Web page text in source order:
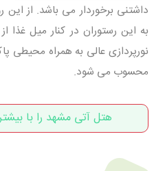
داشتنی برخوردار می باشد. از این
به این رستوران در کنار میل غذا
نورپردازی عالی به همراه محیطی
محسوب می شود.
هتل آتی مشهد را با